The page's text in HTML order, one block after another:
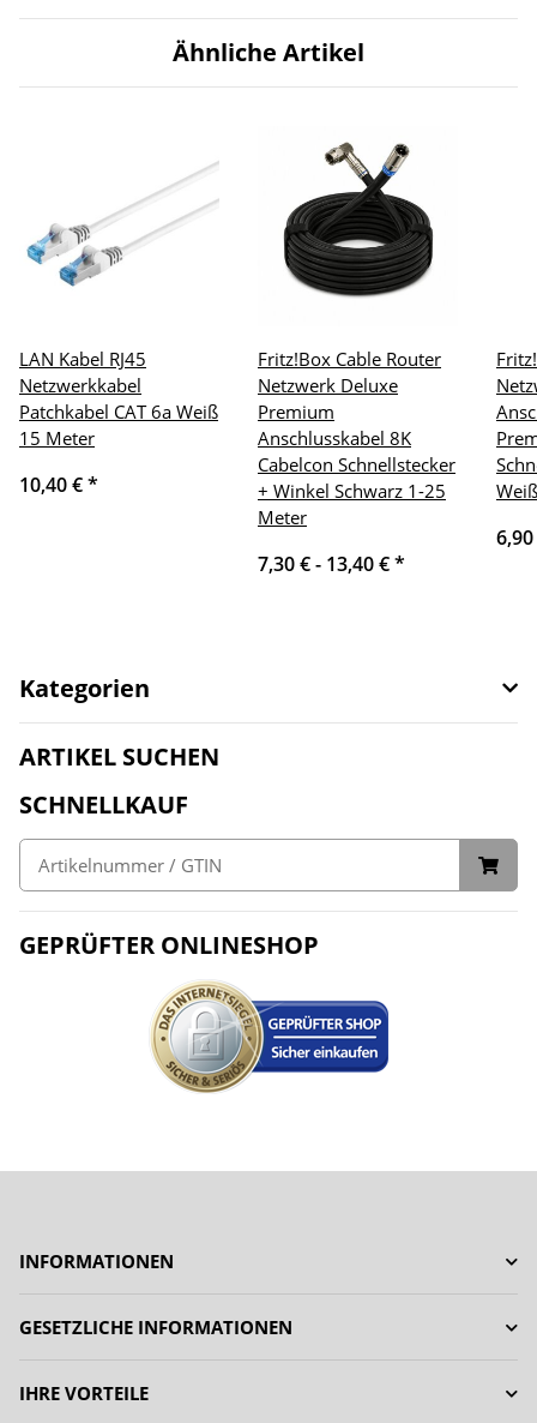
Ähnliche Artikel
LAN Kabel RJ45
Netzwerkkabel
Patchkabel CAT 6a Weiß
15 Meter
10,40 €*
Fritz!Box Cable Router
Netzwerk Deluxe
Premium
Anschlusskabel 8K
Cabelcon Schnellstecker
+ Winkel Schwarz 1-25
Meter
7,30 € - 13,40 €*
Kategorien
ARTIKEL SUCHEN
SCHNELLKAUF
GEPRÜFTER ONLINESHOP
INFORMATIONEN
GESETZLICHE INFORMATIONEN
IHRE VORTEILE